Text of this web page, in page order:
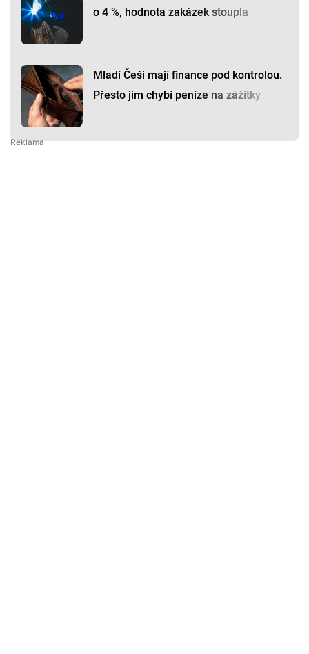
o 4 %, hodnota zakázek stoupla
Mladí Češi mají finance pod kontrolou.
Přesto jim chybí peníze na zážitky